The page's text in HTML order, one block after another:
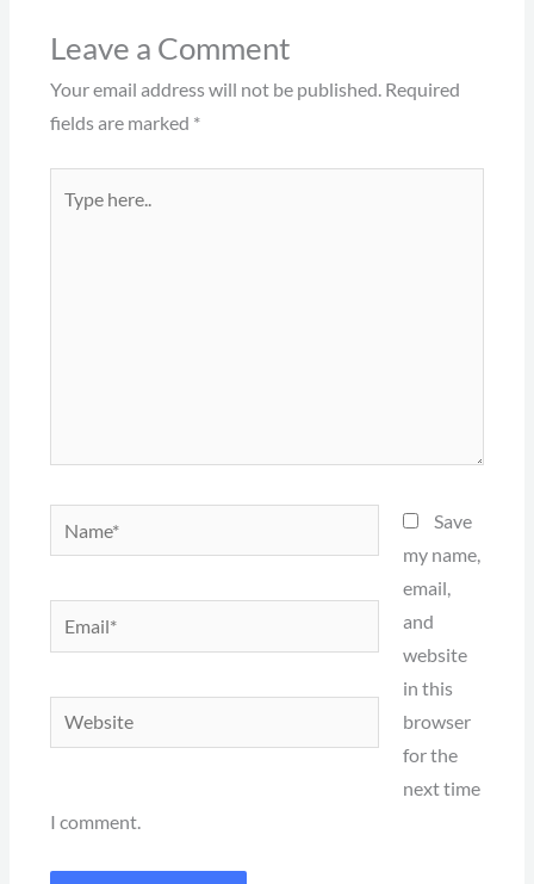
Leave a Comment
Your email address will not be published. Required
fields are marked *
here..
Name*
Email*
Website
Save
my name,
email,
and
website
in this
browser
for the
next time
I comment.